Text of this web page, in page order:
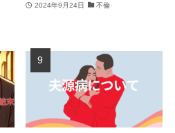
2024年9月24日 不倫